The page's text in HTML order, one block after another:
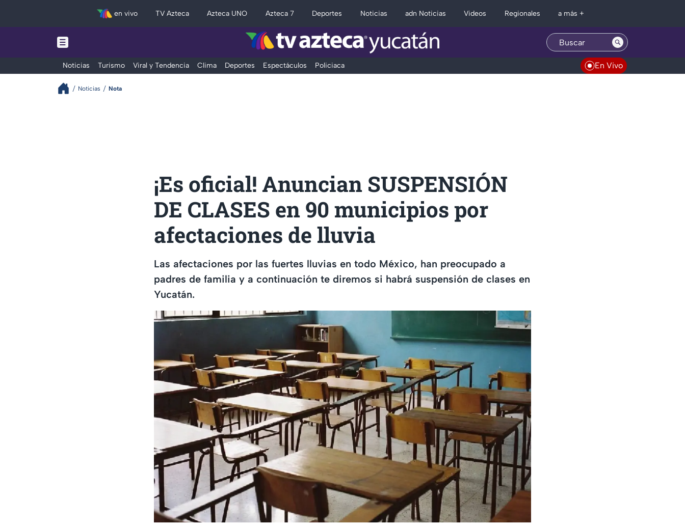
en vivo TV Azteca Azteca UNO Azteca 7 Deportes Noticias adn Noticias Videos Regionales a más +
Noticias Turismo Viral y Tendencia Clima Deportes Espectáculos Policiaca En Vivo
Noticias Nota
¡Es oficial! Anuncian SUSPENSIÓN
DE CLASES en 90 municipios por
afectaciones de lluvia
Las afectaciones por las fuertes lluvias en todo México, han preocupado a
padres de familia y a continuación te diremos si habrá suspensión de clases en
Yucatán.